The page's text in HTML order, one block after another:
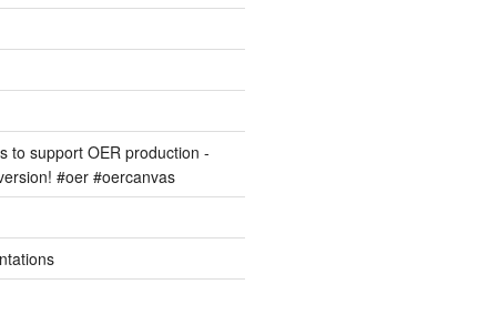
to support OER production -
#oer #oercanvas